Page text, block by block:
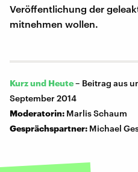
Veröffentlichung der
mitnehmen wollen.
Kurz und Heute– Beitrag aus
September 2014
Moderatorin: Marlis Schaum
Gesprächspartner: Michael